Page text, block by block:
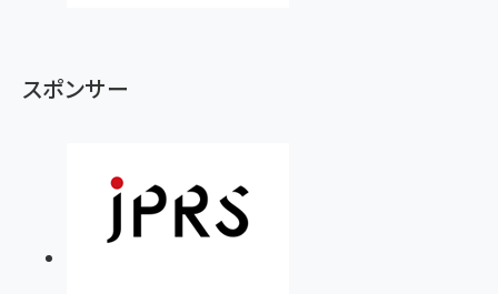
スポンサー